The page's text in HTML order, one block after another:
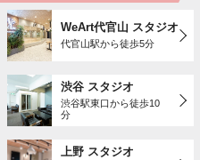
WeArt代官山 スタジオ
代官山駅から徒歩5分
渋谷 スタジオ
渋谷駅東口から徒歩10
分
上野 スタジオ